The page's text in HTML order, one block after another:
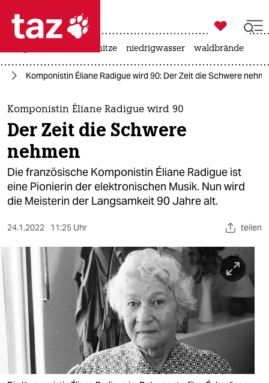
 taz zahl ich
taz zahl ich
themen
politik
öko
gesellschaft
sport
berlin
nord
wahrheit
verlag
verlag

taz zahl ich
hitze niedrigwasser waldbrände
Komponistin Éliane Radigue wird 90: Der Zeit die Schwere
Komponistin Éliane Radigue wird 90
Der Zeit die Schwere
nehmen
Die französische Komponistin Éliane Radigue ist
eine Pionierin der elektronischen Musik. Nun wird
die Meisterin der Langsamkeit 90 Jahre alt.
24.1.2022 11:25 Uhr teilen